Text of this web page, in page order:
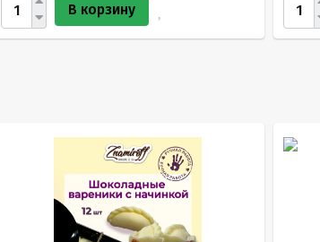
В корзину